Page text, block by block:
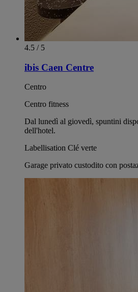
4.5 / 5
ibis Caen Centre
Centro
Centro fitness
Dal lunedì al giovedì, spuntini
dell'hotel.
Labellisation Clé verte
Garage privato custodito con